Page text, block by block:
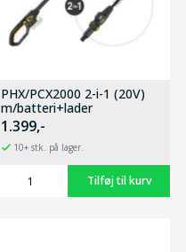
PHX/PCX2000 2-i-1 (20V)
m/batteri+lader
1.399,-
10+ stk. på lager.